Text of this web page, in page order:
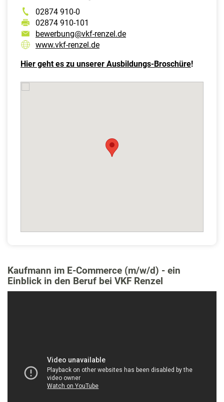
02874 910-0
02874 910-101
bewerbung@vkf-renzel.de
www.vkf-renzel.de
Hier geht es zu unserer Ausbildungs-Broschüre!
Kaufmann im E-Commerce (m/w/d) - ein
Einblick in den Beruf bei VKF Renzel